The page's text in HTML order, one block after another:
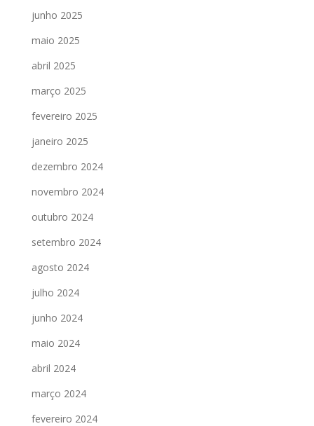
junho 2025
maio 2025
abril 2025
março 2025
fevereiro 2025
janeiro 2025
dezembro 2024
novembro 2024
outubro 2024
setembro 2024
agosto 2024
julho 2024
junho 2024
maio 2024
abril 2024
março 2024
fevereiro 2024